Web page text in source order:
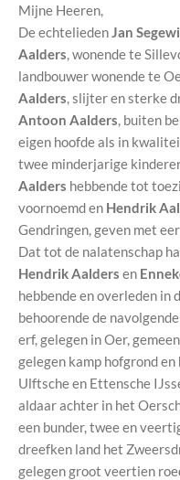
Mijne Heeren,
De echtelieden Jan
Aalders , wonende te
landbouwer wonende te
Aalders , slijter en sterke
Antoon Aalders , buiten
eigen hoofde als in
twee minderjarige
Aalders hebbende tot
voornoemd en Hendrik
Gendringen, geven met
Dat tot de nalatenschap
Hendrik Aalders en
hebbende en overleden in
behoorende de
erf, gelegen in Oer,
gelegen kamp hofgrond
Ulftsche en Ettensche
aldaar achter in het
een bunder, twee en
dreefken land het
gelegen groot veertien